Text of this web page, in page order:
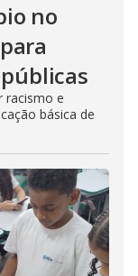
no
racismo e
básica de